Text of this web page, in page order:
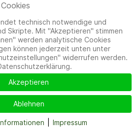
technisch notwendige und
Skripte. Mit "Akzeptieren" stimmen
werden analytische Cookies
können jederzeit unten unter
widerrufen werden.
Akzeptieren
Ablehnen
Impressum